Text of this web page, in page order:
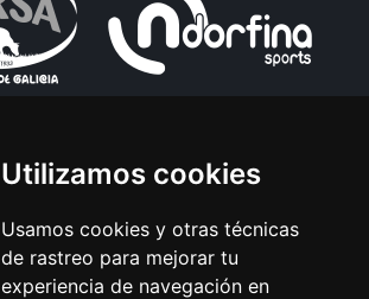
Utilizamos cookies
Usamos cookies y otras técnicas
de rastreo para mejorar tu
experiencia de navegación en